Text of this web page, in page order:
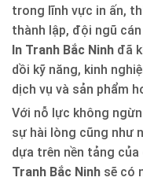
trong lĩnh vực in ấn,
thành lập, đội ngũ
In Tranh Bắc Ninh đã
dồi kỹ năng, kinh
dịch vụ và sản phẩm
Với nỗ lực không
sự hài lòng cũng như
dựa trên nền tảng
Tranh Bắc Ninh sẽ có